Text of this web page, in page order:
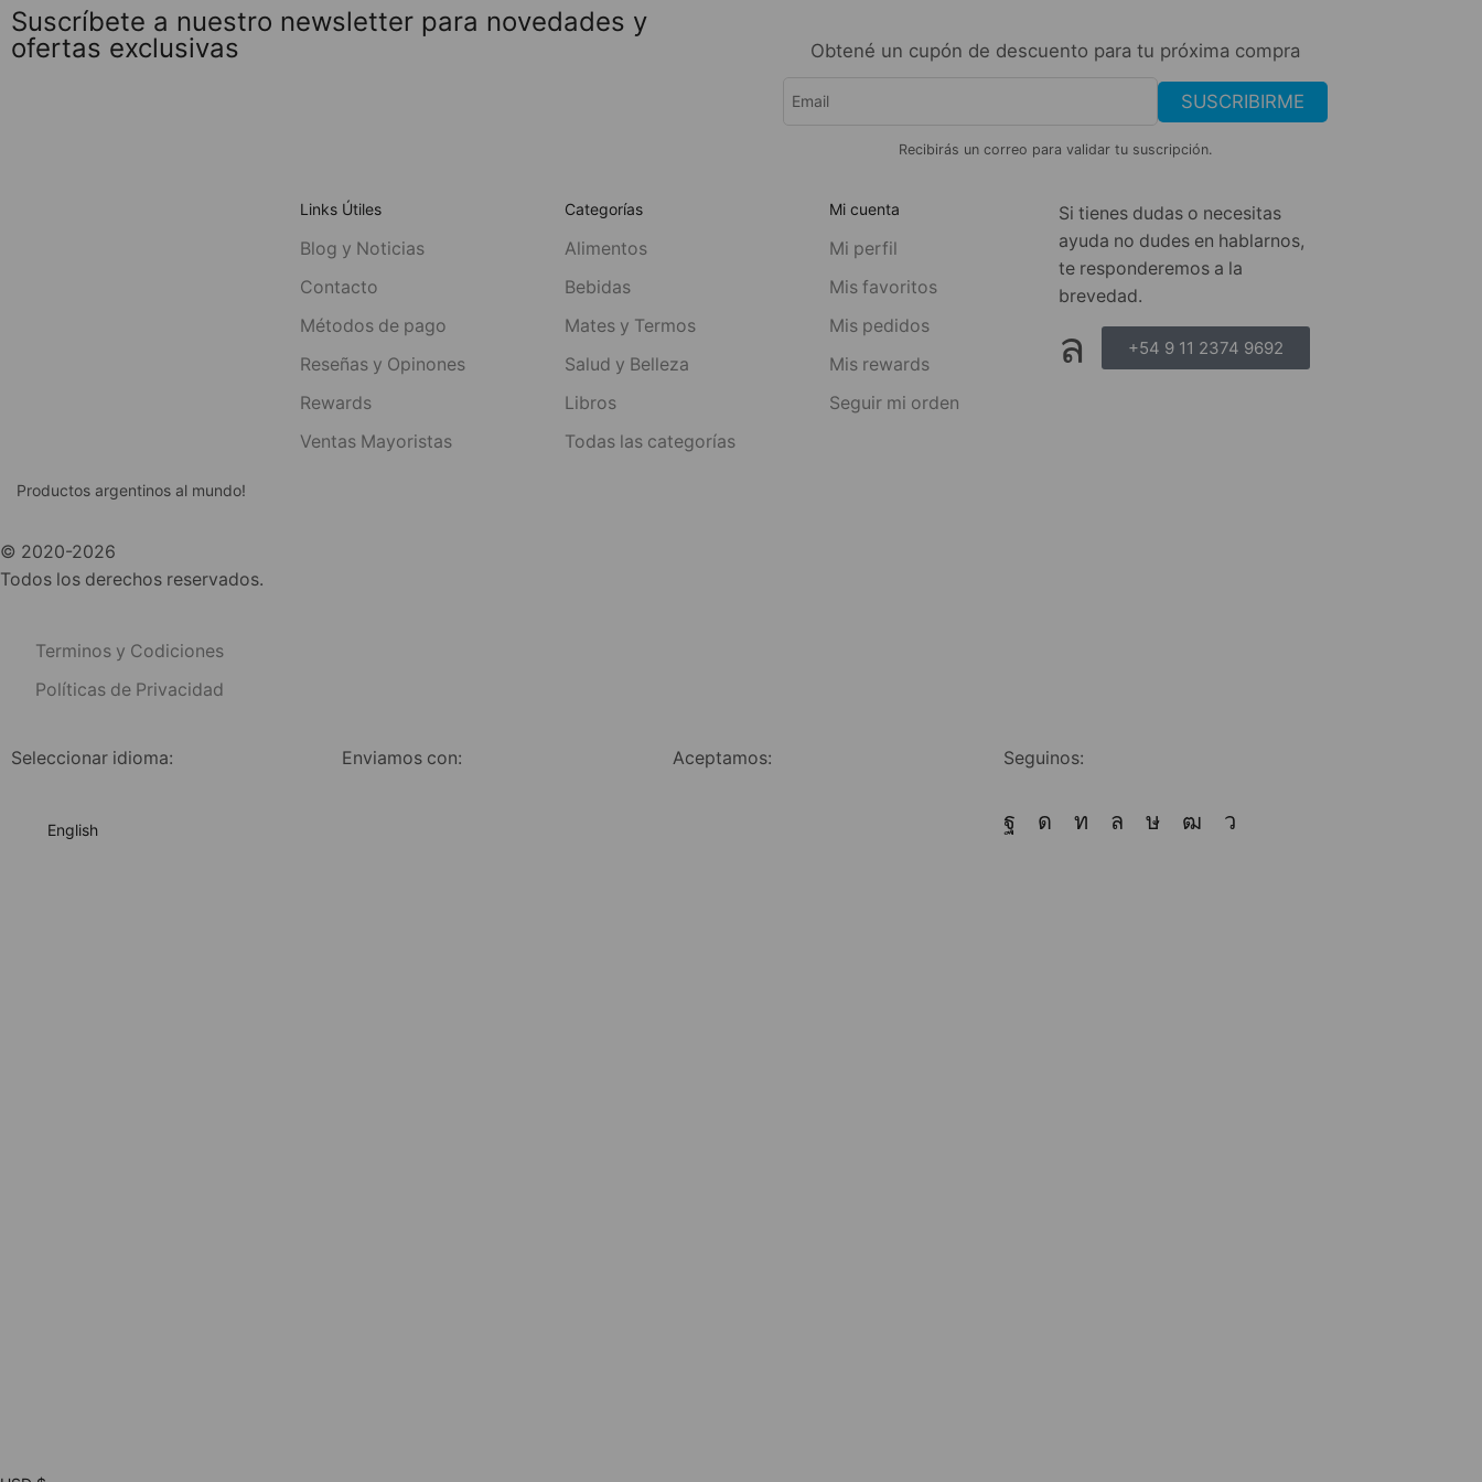
Suscríbete a nuestro newsletter para novedades y
ofertas exclusivas
Obtené un cupón de descuento para tu próxima compra
SUSCRIBIRME
Recibirás un correo para validar tu suscripción.
Productos argentinos al mundo!
© 2020-2026
Todos los derechos reservados.
Terminos y Codiciones
Políticas de Privacidad
Links Útiles
Blog y Noticias
Contacto
Métodos de pago
Reseñas y Opinones
Rewards
Ventas Mayoristas
Categorías
Alimentos
Bebidas
Mates y Termos
Salud y Belleza
Libros
Todas las categorías
Mi cuenta
Mi perfil
Mis favoritos
Mis pedidos
Mis rewards
Seguir mi orden
Si tienes dudas o necesitas
ayuda no dudes en hablarnos,
te responderemos a la
brevedad.
+54 9 11 2374 9692
Seleccionar idioma:
English
Enviamos con: Aceptamos: Seguinos: